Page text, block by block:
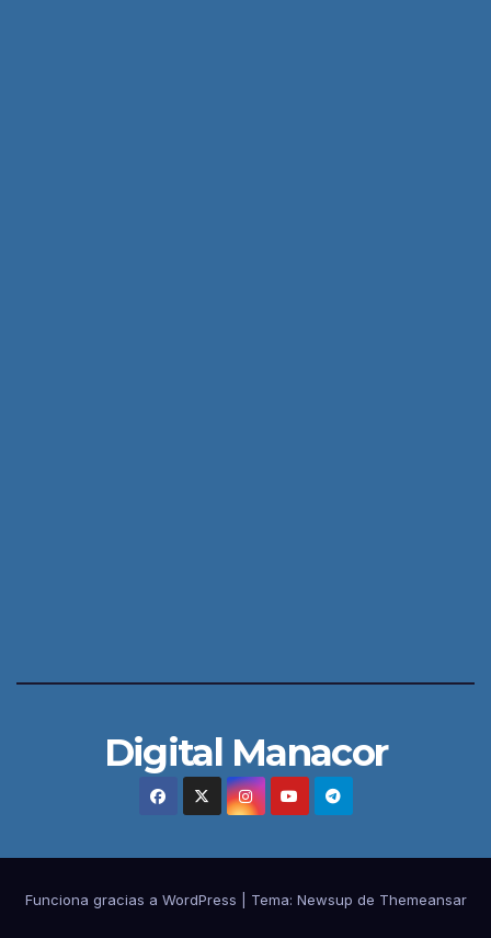
Digital Manacor
Funciona gracias a WordPress Tema: Newsup de Themeansar